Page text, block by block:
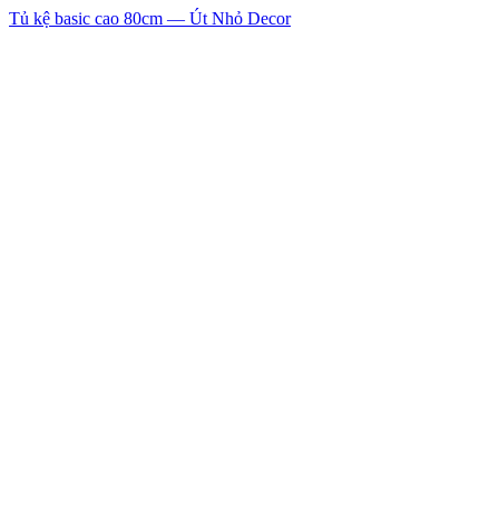
Tủ kệ basic cao 80cm — Út Nhỏ Decor